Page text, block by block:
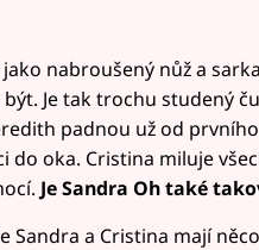
nabroušený nůž a
Je tak trochu studený
padnou už od
do oka. Cristina miluje
Je Sandra Oh také
Sandra a Cristina mají něco